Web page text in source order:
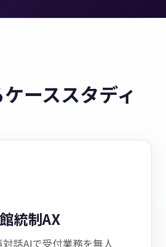
ーススタディ
統制AX
話AIで受付業務を無人